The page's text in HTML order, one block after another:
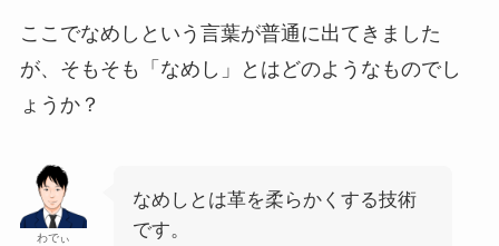
ここでなめしという言葉が普通に出てきました
が、そもそも「なめし」とはどのようなものでし
ょうか？
わでぃ
なめしとは革を柔らかくする技術
です。